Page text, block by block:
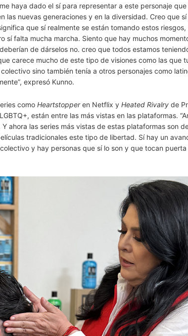
haya dado el sí para representar a este personaje
las nuevas generaciones y en la diversidad. Creo que
que sí realmente se están tomando estos
sí falta mucha marcha. Siento que hay muchos
de dárselos no. creo que todos estamos
carece mucho de este tipo de visiones como las que
sino también tenía a otros personajes como
expresó Kunno.
como Heartstopperen Netflix y Heated Rivalry de
están entre las más vistas en las plataformas.
ahora las series más vistas de estas plataformas son
tradicionales este tipo de libertad. Sí hay un
y hay personas que sí lo son y que tocan puerta